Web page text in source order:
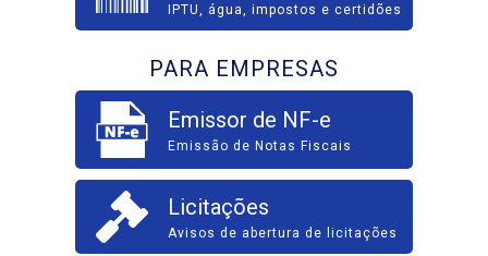
IPTU, água, impostos e certidões
PARA EMPRESAS
Emissor de NF-e
Emissão de Notas Fiscais
Licitações
Avisos de abertura de licitações